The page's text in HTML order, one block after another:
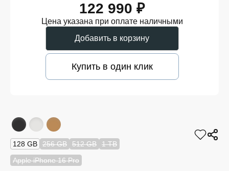
122 990 ₽
Цена указана при оплате наличными
Добавить в корзину
Купить в один клик
128 GB 256 GB 512 GB
1 TB
Apple iPhone 16 Pro